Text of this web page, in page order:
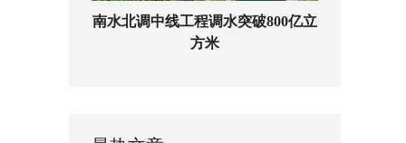
南水北调中线工程调水突破800亿立
方米